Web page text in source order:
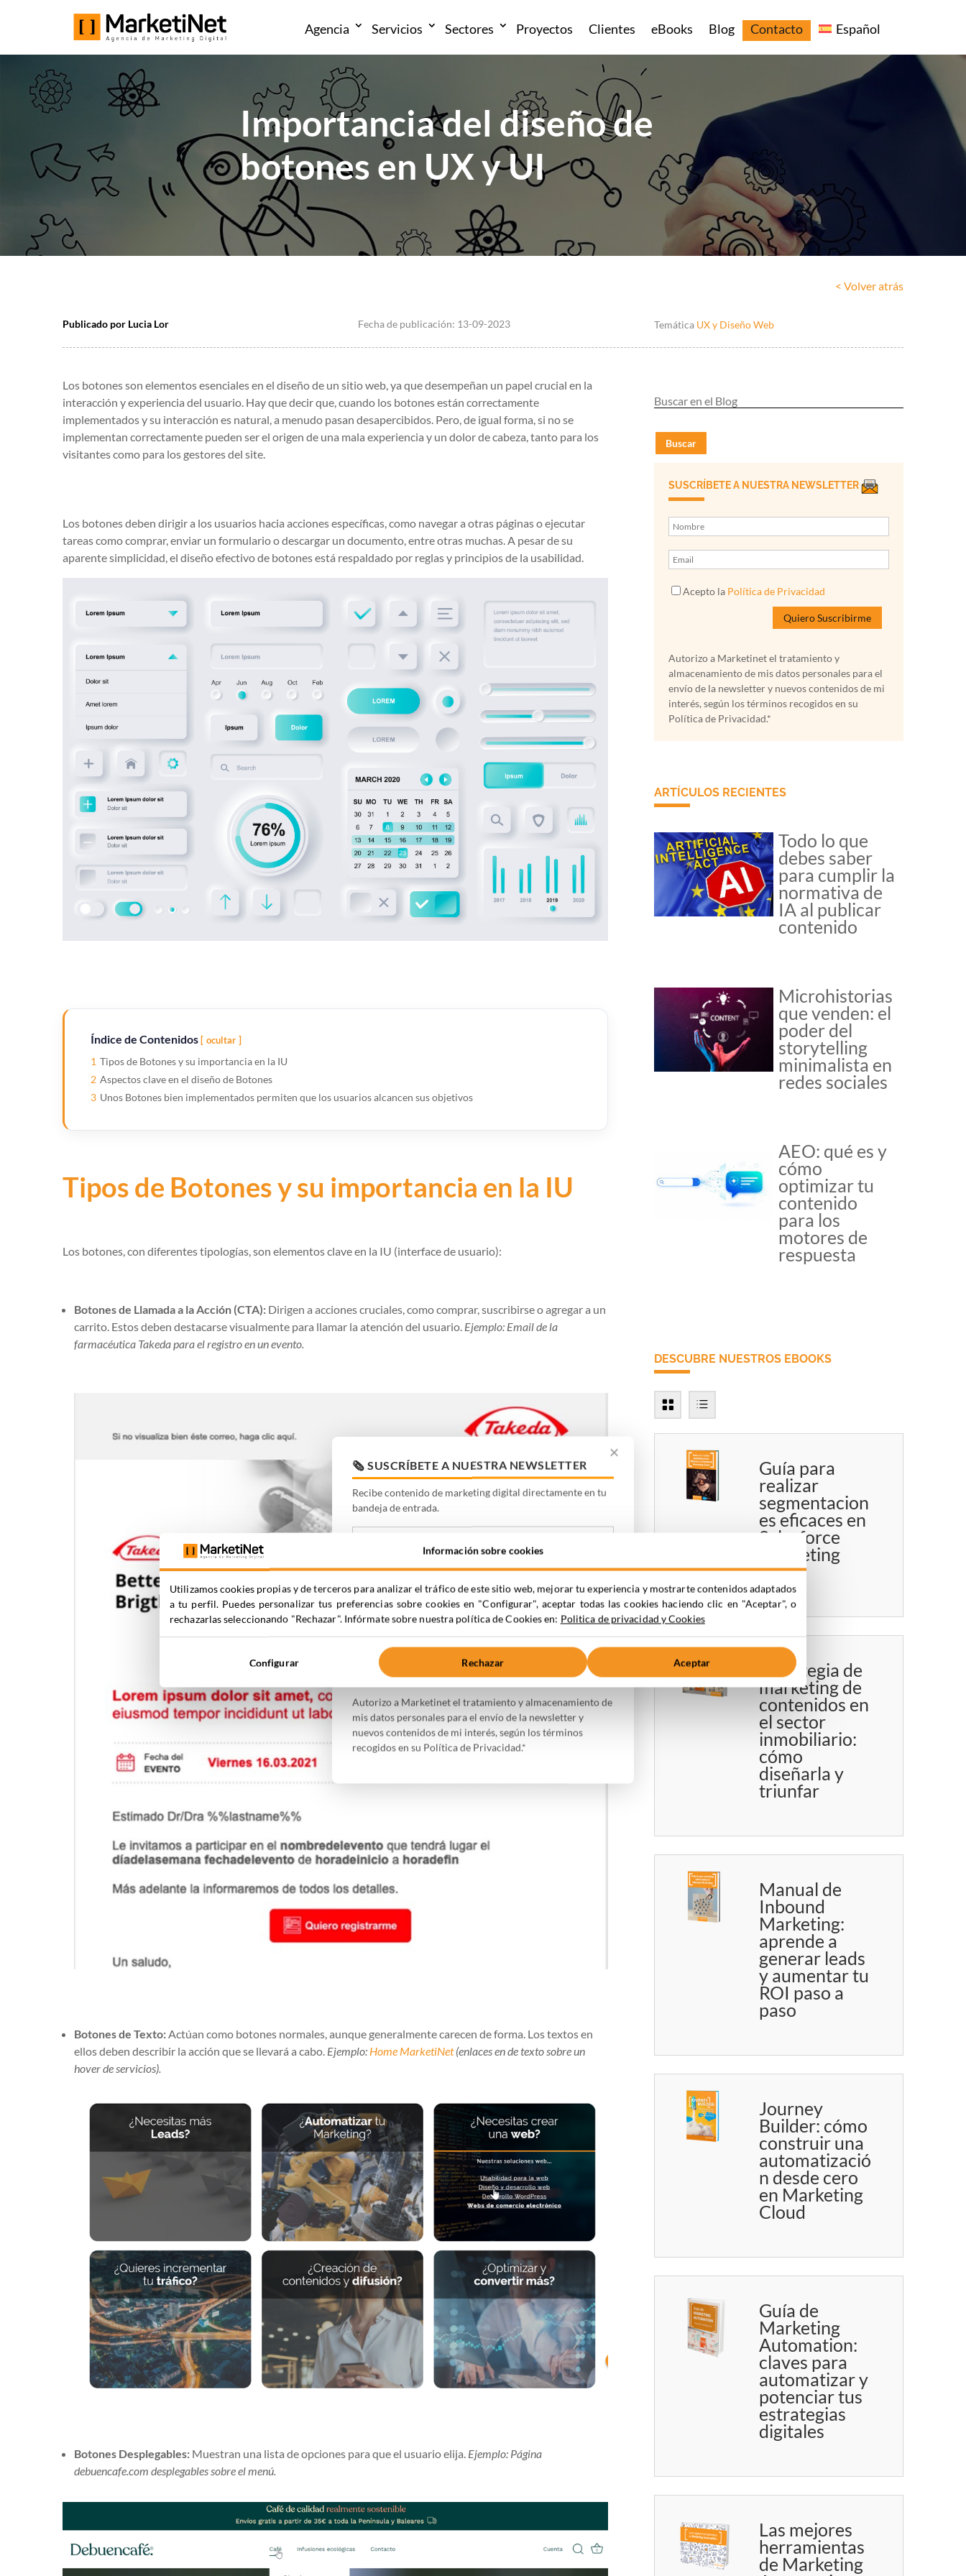
Agencia Servicios Sectores Proyectos Clientes eBooks Blog Contacto Español
Importancia del diseño de
botones en UX y UI
< Volver atrás
Publicado por Lucia Lor Fecha de publicación: 13-09-2023 Temática UX y Diseño Web
Los botones son elementos esenciales en el diseño de un sitio web, ya que desempeñan un papel crucial en la
interacción y experiencia del usuario. Hay que decir que, cuando los botones están correctamente
implementados y su interacción es natural, a menudo pasan desapercibidos. Pero, de igual forma, si no se
implementan correctamente pueden ser el origen de una mala experiencia y un dolor de cabeza, tanto para los
visitantes como para los gestores del site.
Los botones deben dirigir a los usuarios hacia acciones específicas, como navegar a otras páginas o ejecutar
tareas como comprar, enviar un formulario o descargar un documento, entre otras muchas. A pesar de su
aparente simplicidad, el diseño efectivo de botones está respaldado por reglas y principios de la usabilidad.
Índice de Contenidos ocultar
1 Tipos de Botones y su importancia en la IU
2 Aspectos clave en el diseño de Botones
3 Unos Botones bien implementados permiten que los usuarios alcancen sus objetivos
Tipos de Botones y su importancia en la IU
Los botones, con diferentes tipologías, son elementos clave en la IU (interface de usuario):
Botones de Llamada a la Acción (CTA): Dirigen a acciones cruciales, como comprar, suscribirse o agregar a un
carrito. Estos deben destacarse visualmente para llamar la atención del usuario. Ejemplo: Email de la
farmacéutica Takeda para el registro en un evento.
Botones de Texto:Actúan como botones normales, aunque generalmente carecen de forma. Los textos en
ellos deben describir la acción que se llevará a cabo. Ejemplo: Home MarketiNet(enlaces en de texto sobre un
hover de servicios).
Botones Desplegables: Muestran una lista de opciones para que el usuario elija. Ejemplo: Página
debuencafe.com desplegables sobre el menú.
Buscar
SUSCRÍBETE A NUESTRA NEWSLETTER
Acepto la Política de Privacidad
Autorizo a Marketinet el tratamiento y
almacenamiento de mis datos personales para el
envío de la newsletter y nuevos contenidos de mi
interés, según los términos recogidos en su
Política de Privacidad.*
ARTÍCULOS RECIENTES
Todo lo que
debes saber
para cumplir la
normativa de
IA al publicar
contenido
Microhistorias
que venden: el
poder del
storytelling
minimalista en
redes sociales
AEO: qué es y
cómo
optimizar tu
contenido
para los
motores de
respuesta
DESCUBRE NUESTROS EBOOKS
Guía para
realizar
segmentacion
es eficaces en
Salesforce
Marketing
Cloud
Estrategia de
marketing de
contenidos en
el sector
inmobiliario:
cómo
diseñarla y
triunfar
Manual de
Inbound
Marketing:
aprende a
generar leads
y aumentar tu
ROI paso a
paso
Journey
Builder: cómo
construir una
automatizació
n desde cero
en Marketing
Cloud
Guía de
Marketing
Automation:
claves para
automatizar y
potenciar tus
estrategias
digitales
Las mejores
herramientas
de Marketing
✕
🗞️ SUSCRÍBETE A NUESTRA NEWSLETTER
Recibe contenido de marketing digital directamente en tu
bandeja de entrada.
Acepto laPolítica de Privacidad
Autorizo a Marketinet el tratamiento y almacenamiento de
mis datos personales para el envío de la newsletter y
nuevos contenidos de mi interés, según los términos
recogidos en su Política de Privacidad.*
Información sobre cookies
Utilizamos cookies propias y de terceros para analizar el tráfico de este sitio web, mejorar tu experiencia y mostrarte contenidos adaptados
a tu perfil. Puedes personalizar tus preferencias sobre cookies en "Configurar", aceptar todas las cookies haciendo clic en "Aceptar", o
rechazarlas seleccionando "Rechazar". Infórmate sobre nuestra política de Cookies en: Politica de privacidad y Cookies
Configurar Rechazar Aceptar